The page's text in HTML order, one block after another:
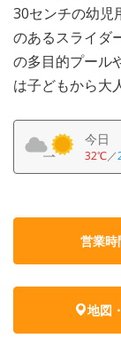
30センチの幼児
のあるスライダ
の多目的プール
は子どもから大
今日
32℃／
営業時
地図